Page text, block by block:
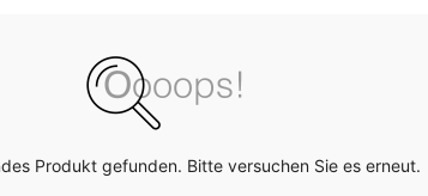
Produkt gefunden. Bitte versuchen Sie es erneut.